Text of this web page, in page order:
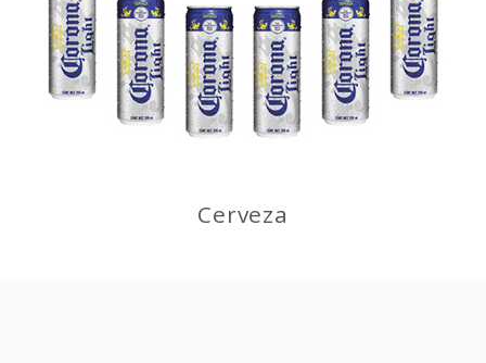
Cerveza